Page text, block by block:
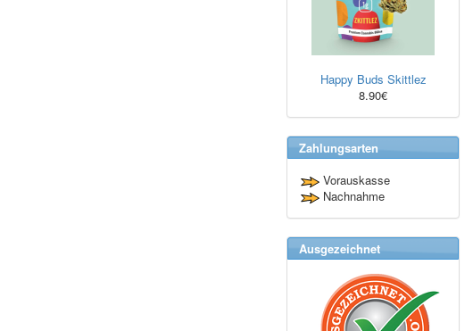
Happy Buds Skittlez
8.90€
Zahlungsarten
Vorauskasse
Nachnahme
Ausgezeichnet